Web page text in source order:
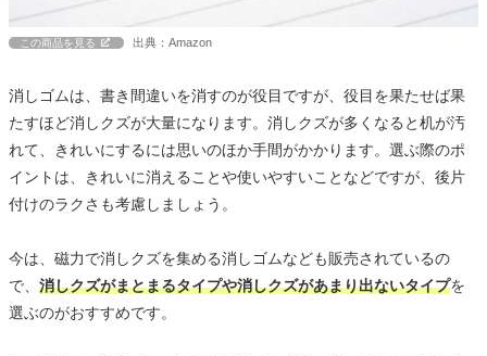
この商品を見る 出典：Amazon
消しゴムは、書き間違いを消すのが役目ですが、役目を果たせば果
たすほど消しクズが大量になります。消しクズが多くなると机が汚
れて、きれいにするには思いのほか手間がかかります。選ぶ際のポ
イントは、きれいに消えることや使いやすいことなどですが、後片
付けのラクさも考慮しましょう。
今は、磁力で消しクズを集める消しゴムなども販売されているの
で、 消しクズがまとまるタイプや消しクズがあまり出ないタイプを
選ぶのがおすすめです。